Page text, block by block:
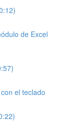
de Excel
el teclado